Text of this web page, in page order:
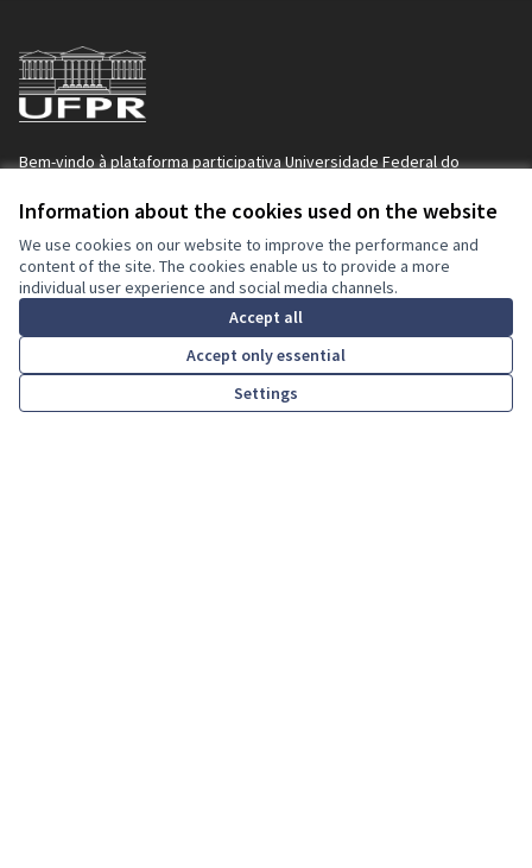
Information about the cookies used on the website
We use cookies on our website to improve the performance and
content of the site. The cookies enable us to provide a more
individual user experience and social media channels.
Accept all
Accept only essential
Settings
Inicio Pesquisar Atividade Entrar
Bem-vindo à plataforma participativa Universidade Federal do
Para acessar, membros da comunidade da UFPR devem utilizar seu e-
mail institucional. No campo "alcunha" devem utilizar apenas o e-mail
(sem o “@ufpr”), a senha é a mesma do e-mail.
Decidim
Ajuda